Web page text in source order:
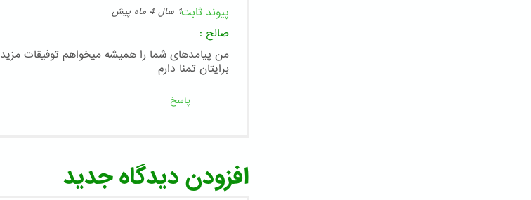
پیوند ثابت1 سال 4 ماه پیش
صالح :
من پیامدهای شما را همیشه میخواهم توفیقات مزید
برایتان تمنا دارم
پاسخ
افزودن دیدگاه جدید